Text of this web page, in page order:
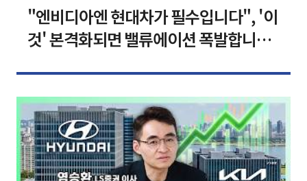
"엔비디아엔 현대차가 필수입니다", '이
것' 본격화되면 밸류에이션 폭발합니다